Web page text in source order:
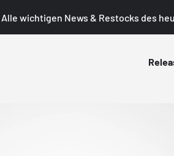
Alle wichtigen News & Restocks des